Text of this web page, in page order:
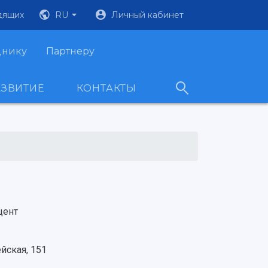
RU Личный кабинет
Партнеру
КОНТАКТЫ
151